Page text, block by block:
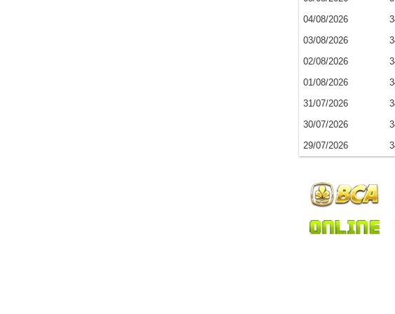
04/08/2026
03/08/2026
02/08/2026
01/08/2026
31/07/2026
30/07/2026
29/07/2026